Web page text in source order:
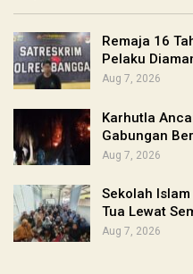
Remaja 16
Pelaku
Aug 7, 2026
Karhutla
Gabungan
Aug 7, 2026
Sekolah
Tua Lewat
Aug 7, 2026